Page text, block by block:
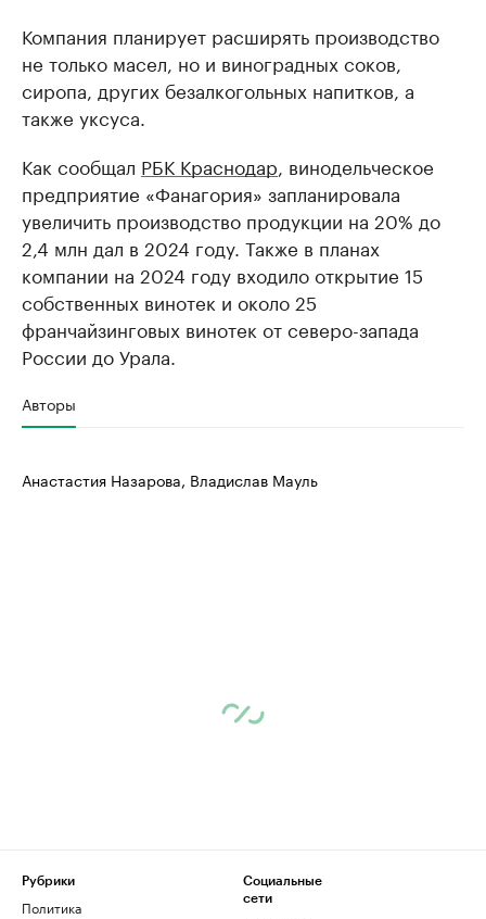
Компания планирует расширять производство
не только масел, но и виноградных соков,
сиропа, других безалкогольных напитков, а
также уксуса.
Как сообщал РБК Краснодар , винодельческое
предприятие «Фанагория» запланировала
увеличить производство продукции на 20% до
2,4 млн дал в 2024 году. Также в планах
компании на 2024 году входило открытие 15
собственных винотек и около 25
франчайзинговых винотек от северо-запада
России до Урала.
Авторы
Анастастия Назарова, Владислав Мауль
Рубрики
Политика
Социальные
сети